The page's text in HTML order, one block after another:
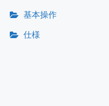
基本操作
仕様